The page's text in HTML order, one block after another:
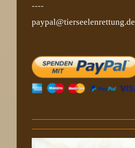
----
paypal@tierseelenrettung.de